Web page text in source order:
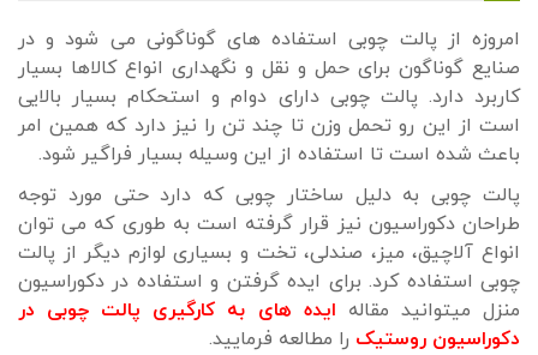
امروزه از پالت چوبی استفاده های گوناگونی می شود و در
صنایع گوناگون برای حمل و نقل و نگهداری انواع کالاها بسیار
کاربرد دارد. پالت چوبی دارای دوام و استحکام بسیار بالایی
است از این رو تحمل وزن تا چند تن را نیز دارد که همین امر
باعث شده است تا استفاده از این وسیله بسیار فراگیر شود.
پالت چوبی به دلیل ساختار چوبی که دارد حتی مورد توجه
طراحان دکوراسیون نیز قرار گرفته است به طوری که می توان
انواع آلاچیق، میز، صندلی، تخت و بسیاری لوازم دیگر از پالت
چوبی استفاده کرد. برای ایده گرفتن و استفاده در دکوراسیون
منزل میتوانید مقاله ایده های به کارگیری پالت چوبی در
دکوراسیون روستیک را مطالعه فرمایید.